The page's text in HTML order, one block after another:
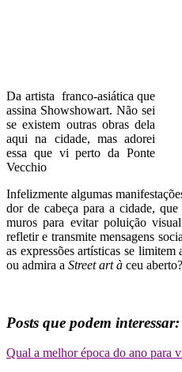
Da artista franco-asiática que
assina Showshowart. Não sei
se existem outras obras dela
aqui na cidade, mas adorei
essa que vi perto da Ponte
Vecchio
Infelizmente algumas
dor de cabeça para a cidade,
muros para evitar poluição
refletir e transmite mensagens
as expressões artísticas se limitem
ou admira a Street art à ceu aberto?
Posts que podem interessar:
Qual a melhor época do ano para